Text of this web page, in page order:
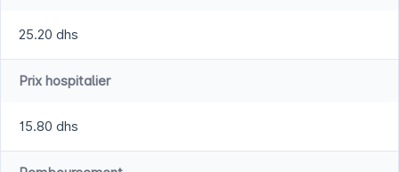
25.20 dhs
Prix hospitalier
15.80 dhs